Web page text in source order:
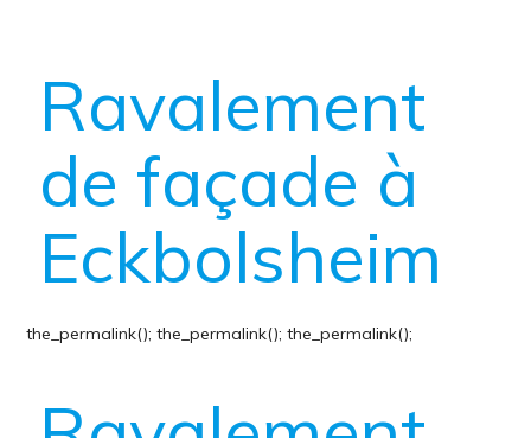
Ravalement
de façade à
Eckbolsheim
the_permalink();the_permalink();the_permalink();